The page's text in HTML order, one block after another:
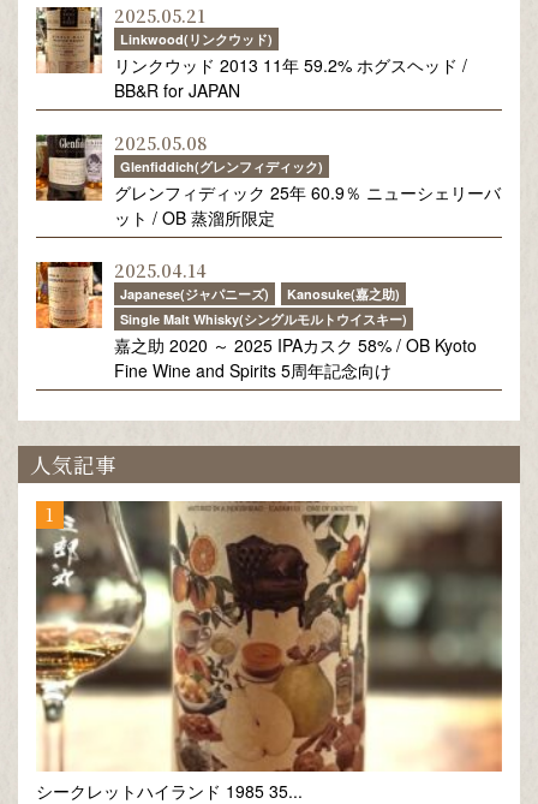
2025.05.21
Linkwood(リンクウッド)
リンクウッド 2013 11年 59.2% ホグスヘッド /
BB&R for JAPAN
2025.05.08
Glenfiddich(グレンフィディック)
グレンフィディック 25年 60.9％ ニューシェリーバ
ット / OB 蒸溜所限定
2025.04.14
Japanese(ジャパニーズ)
Kanosuke(嘉之助)
Single Malt Whisky(シングルモルトウイスキー)
嘉之助 2020 ～ 2025 IPAカスク 58% / OB Kyoto
Fine Wine and Spirits 5周年記念向け
人気記事
シークレットハイランド 1985 35...